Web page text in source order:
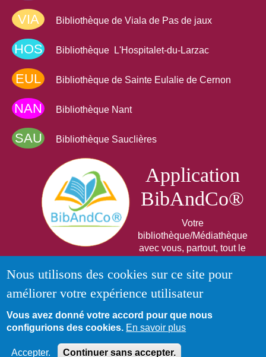
VIA Bibliothèque de Viala de Pas de jaux
HOS Bibliothèque L'Hospitalet-du-Larzac
EUL Bibliothèque de Sainte Eulalie de Cernon
NAN Bibliothèque Nant
SAU Bibliothèque Sauclières
Application
BibAndCo®
Votre
bibliothèque/Médiathèque
avec vous, partout, tout le
A Télécharger sur
Nous utilisons des cookies sur ce site pour
améliorer votre expérience utilisateur
Vous avez donné votre accord pour que nous
configurions des cookies. En savoir plus
Accepter. Continuer sans accepter.